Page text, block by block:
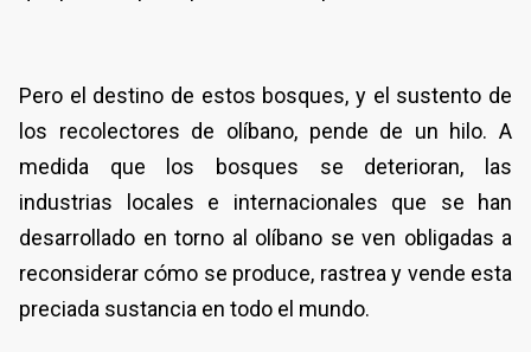
Pero el destino de estos bosques, y el sustento de
los recolectores de olíbano, pende de un hilo. A
medida que los bosques se deterioran, las
industrias locales e internacionales que se han
desarrollado en torno al olíbano se ven obligadas a
reconsiderar cómo se produce, rastrea y vende esta
preciada sustancia en todo el mundo.